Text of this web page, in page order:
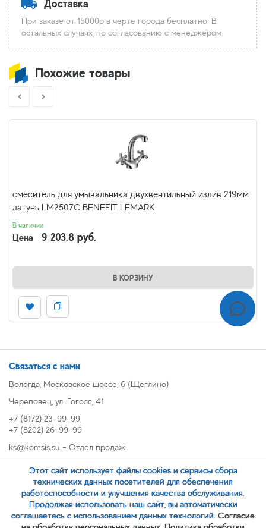
Доставка
При заказе от 15000р в черте города бесплатно. В
остальных случаях, по согласованию с менеджером.
Похожие товары
смеситель для умывальника двухвентильный излив 219мм
латунь LM2507С BENEFIT LEMARK
В наличии
Цена 9 203.8 руб.
В КОРЗИНУ
Связаться с нами
Вологда, Московское шоссе, 6 (Щеглино)
Череповец, ул. Гоголя, 41
+7 (8172) 23-99-99
+7 (8202) 26-99-99
ks@komsis.su - Отдел продаж
oz@komsis.su - Отдел закупок
ЗАКАЗАТЬ ЗВОНОК
Этот сайт использует файлы cookies и сервисы сбора
технических данных посетителей для обеспечения
работоспособности и улучшения качества обслуживания.
Продолжая использовать наш сайт, вы автоматически
соглашаетесь с использованием данных технологий. Согласие